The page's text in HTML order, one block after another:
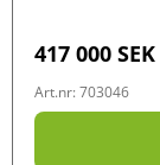
417 000 SEK
Art.nr: 703046